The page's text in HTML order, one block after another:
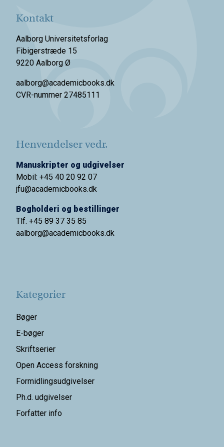
Kontakt
Aalborg Universitetsforlag
Fibigerstræde 15
9220 Aalborg Ø
aalborg@academicbooks.dk
CVR-nummer 27485111
Henvendelser vedr.
Manuskripter og udgivelser
Mobil: +45 40 20 92 07
jfu@academicbooks.dk
Bogholderi og bestillinger
Tlf. +45 89 37 35 85
aalborg@academicbooks.dk
Kategorier
Bøger
E-bøger
Skriftserier
Open Access forskning
Formidlingsudgivelser
Ph.d. udgivelser
Forfatter info